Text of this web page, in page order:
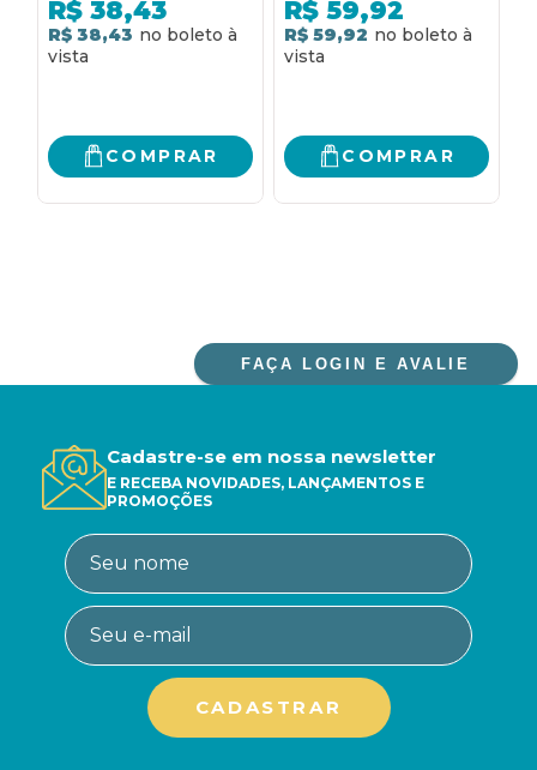
MARCAS R.E.I.
R$ 38,43
R$ 38,43
COMPRAR
R$ 59,92
R$ 59,92
COMPRAR
FAÇA LOGIN E AVALIE
Cadastre-se em nossa newsletter
E RECEBA NOVIDADES, LANÇAMENTOS E
PROMOÇÕES